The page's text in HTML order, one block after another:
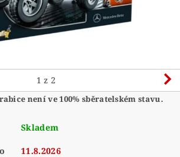
1 z 2
není ve 100% sběratelském stavu.
Skladem
11.8.2026